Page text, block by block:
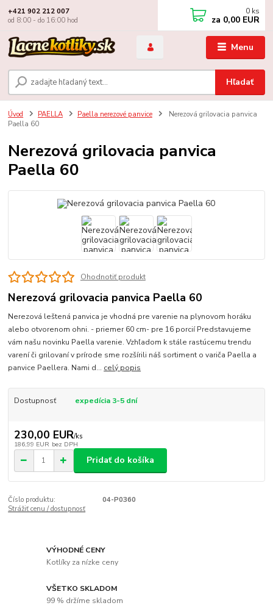
Menu
Hľadať
+421 902 212 007
od 8:00 - do 16:00 hod
0 ks
za 0,00 EUR
Úvod PAELLA Paella nerezové panvice
Nerezová grilovacia panvica
Paella 60
Nerezová grilovacia panvica
Paella 60
Ohodnotiť produkt
Nerezová grilovacia panvica Paella 60
Nerezová leštená panvica je vhodná pre varenie na plynovom horáku
alebo otvorenom ohni. - priemer 60 cm- pre 16 porcií Predstavujeme
vám našu novinku Paella varenie. Vzhľadom k stále rastúcemu trendu
varení či grilovaní v prírode sme rozšírili náš sortiment o variča Paella a
panvice Paellera. Nami d... celý popis
Dostupnosť expedícia 3-5 dní
230,00 EUR/ks
186,99 EUR bez DPH
Pridať do košíka
Číslo produktu:
04-P0360
Strážiť cenu / dostupnosť
VÝHODNÉ CENY
Kotlíky za nízke ceny
VŠETKO SKLADOM
99 % držíme skladom